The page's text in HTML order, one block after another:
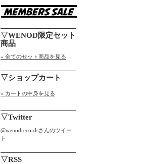
▽WENOD限定セット
商品
» 全てのセット商品を見る
▽ショップカート
» カートの中身を見る
▽Twitter
@wenodrecordsさんのツイー
ト
▽RSS